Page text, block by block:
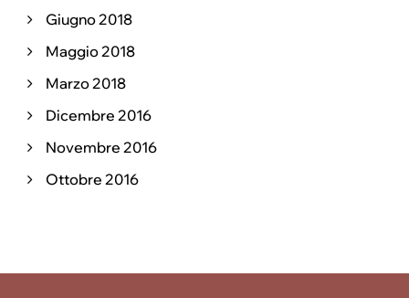
Giugno 2018
Maggio 2018
Marzo 2018
Dicembre 2016
Novembre 2016
Ottobre 2016